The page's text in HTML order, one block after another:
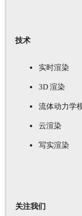
技术
实时渲染
3D 渲染
流体动力学
云渲染
写实渲染
关注我们